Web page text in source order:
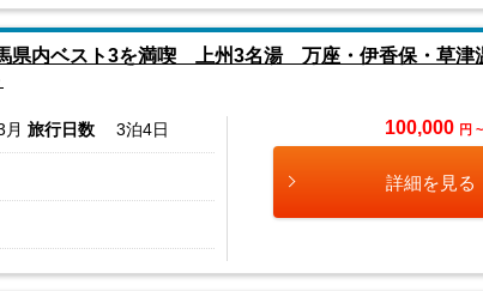
馬県内ベスト3を満喫 上州3名湯 万座・伊香保・草
旅行日数 3泊4日 100,000 円 ~
詳細を見る